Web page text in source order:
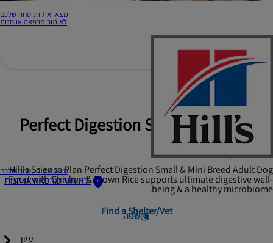
מצאו את הנוסחה שלכם
לאיתור מרפאה או חנות
מצאו את הנוסחה שלכם
לאיתור מרפאה או חנות
שפה
עיון
Hill's Science Plan
Perfect Digestion Small & Mini Adult
1+ Dog Food
Hill's Science Plan Perfect Digestion Small & Mini Breed Adult Dog
Food with Chicken & Brown Rice supports ultimate digestive well-
being & a healthy microbiome.
Find a Shelter/Vet